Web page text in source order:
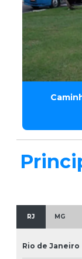
RJ MG
Rio de Janeiro